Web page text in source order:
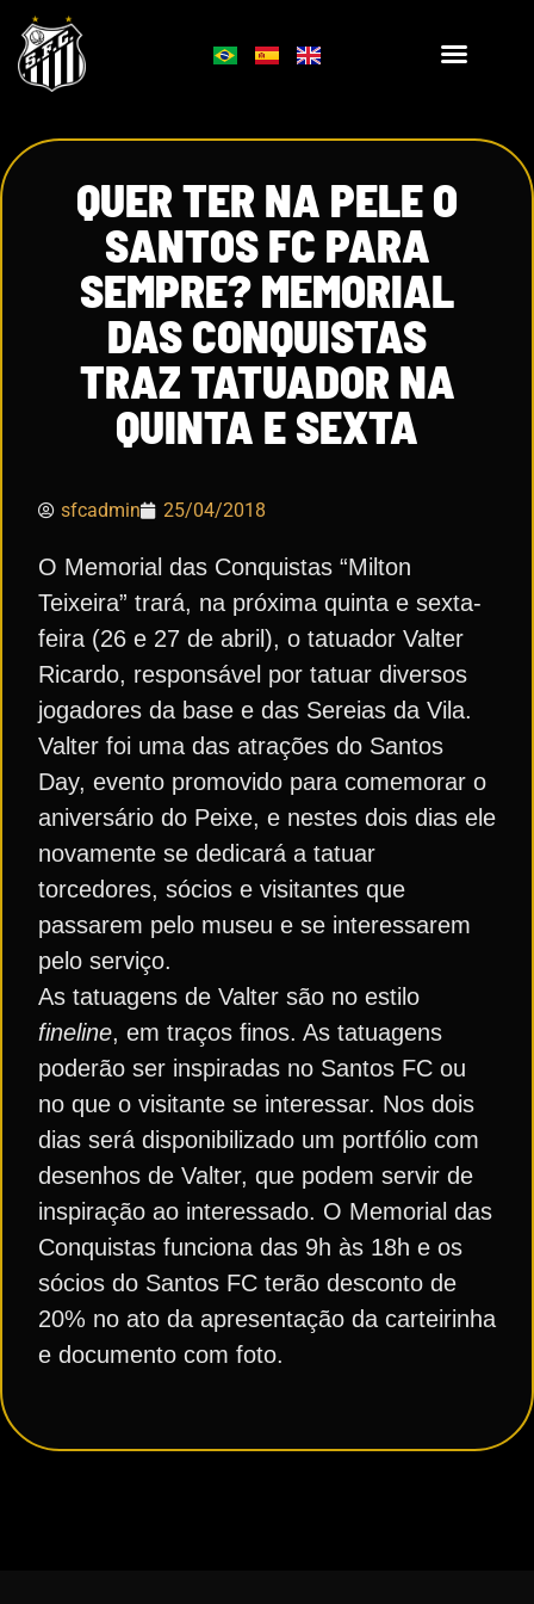
QUER TER NA PELE O
SANTOS FC PARA
SEMPRE? MEMORIAL
DAS CONQUISTAS
TRAZ TATUADOR NA
QUINTA E SEXTA
sfcadmin 25/04/2018
O Memorial das Conquistas “Milton
Teixeira” trará, na próxima quinta e sexta-
feira (26 e 27 de abril), o tatuador Valter
Ricardo, responsável por tatuar diversos
jogadores da base e das Sereias da Vila.
Valter foi uma das atrações do Santos
Day, evento promovido para comemorar o
aniversário do Peixe, e nestes dois dias ele
novamente se dedicará a tatuar
torcedores, sócios e visitantes que
passarem pelo museu e se interessarem
pelo serviço.
As tatuagens de Valter são no estilo
fineline, em traços finos. As tatuagens
poderão ser inspiradas no Santos FC ou
no que o visitante se interessar. Nos dois
dias será disponibilizado um portfólio com
desenhos de Valter, que podem servir de
inspiração ao interessado. O Memorial das
Conquistas funciona das 9h às 18h e os
sócios do Santos FC terão desconto de
20% no ato da apresentação da carteirinha
e documento com foto.